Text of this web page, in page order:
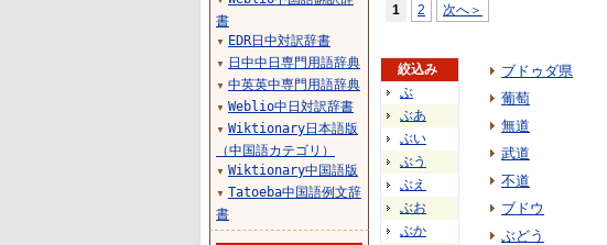
1 2 次へ＞
絞込み
ぶ
ぶあ
ぶい
ぶう
ぶえ
ぶお
ぶか
ブドゥダ県
葡萄
無道
武道
不道
ブドウ
ぶどう
書
▼ EDR日中対訳辞書
▼ 日中中日専門用語辞典
▼ 中英英中専門用語辞典
▼ Weblio中日対訳辞書
▼ Wiktionary日本語版
（中国語カテゴリ）
▼ Wiktionary中国語版
▼ Tatoeba中国語例文辞
書